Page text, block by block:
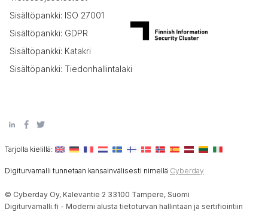
Sisältöpankki: ISO 27001
Sisältöpankki: GDPR
Sisältöpankki: Katakri
Sisältöpankki: Tiedonhallintalaki
Tarjolla kielillä:
Digiturvamalli tunnetaan kansainvälisesti nimellä Cyberday
© Cyberday Oy, Kalevantie 2 33100 Tampere, Suomi
Digiturvamalli.fi - Moderni alusta tietoturvan hallintaan ja sertifiointiin